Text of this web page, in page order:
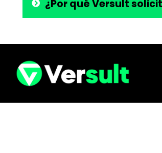
¿Por qué Versult